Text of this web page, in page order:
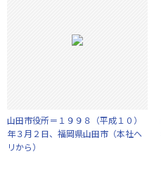
山田市役所＝１９９８（平成１０）
年３月２日、福岡県山田市（本社ヘ
リから）